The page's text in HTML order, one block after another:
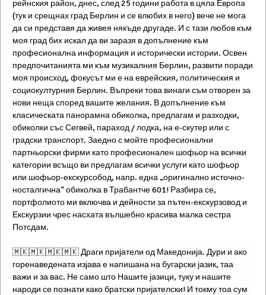
рейнския район, днес, след 25 години работа в цяла Европа
(тук и срещнах град Берлин и се влюбих в него) вече не мога
да си представя да живея някъде другаде. И с тази любов към
моя град бих искал да ви заразя в допълнение към
професионална информация и исторически истории. Освен
предпочитанията ми към музикалния Берлин, развити поради
моя происход, фокусът ми е на еврейския, политическия и
социокултурния Берлин. Въпреки това винаги съм отворен за
нови неща според вашите желания. В допълнение към
класическата панорамна обиколка, предлагам и разходки,
обиколки със Сегвей, параход / лодка, на е-скутер или с
градски транспорт. Заедно с мойте професионални
партньорски фирми като професионален шофьор на всички
категории всъщо ви предлагам всички услуги като шофьор
или шофьор-екскурсобод, напр. една „оригинално источно-
носталгична“ обиколка в Трабантче 601! Разбира се,
портфолиото ми включва и дейности за пътен-екскурзовод и
Екскурзии чрес насхата вълшебно красива малка сестра
Потсдам.
🇲🇰🇲🇰🇲🇰🇲🇰 Драги пријатели од Македонија. Дури и ако
горенаведената изјава е напишана на бугарски јазик, таа
важи и за вас. Не само што Нашите јазици, туку и нашите
народи се познати како братски пријателски! И токму тоа сум